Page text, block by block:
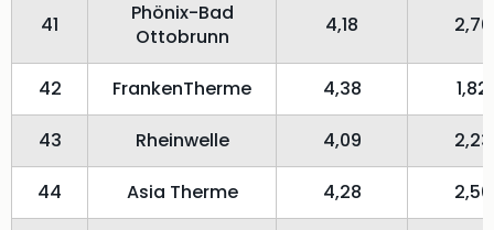
41
Phönix-Bad
Ottobrunn
4,18 2,70
42 FrankenTherme 4,38 1,82
43 Rheinwelle 4,09 2,23
44 Asia Therme 4,28 2,50